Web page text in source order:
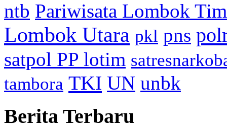
ntb Pariwisata Lombok
Lombok Utara pkl pns
satpol PP lotim
tambora TKI UN unbk
Berita Terbaru